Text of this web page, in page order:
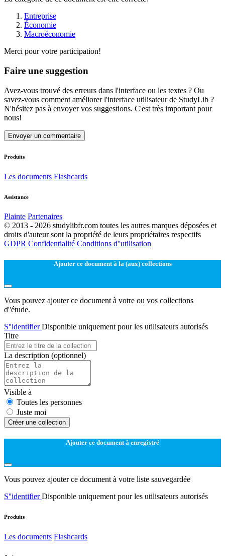
Entreprise
Économie
Macroéconomie
Merci pour votre participation!
Faire une suggestion
Avez-vous trouvé des erreurs dans l'interface ou les textes ? Ou
savez-vous comment améliorer l'interface utilisateur de StudyLib ?
N'hésitez pas à envoyer vos suggestions. C'est très important pour
nous!
Envoyer un commentaire
Produits
Les documents Flashcards
Assistance
Plainte Partenaires
© 2013 - 2026 studylibfr.com toutes les autres marques déposées et
droits d'auteur sont la propriété de leurs propriétaires respectifs
GDPR Confidentialité Conditions d''utilisation
Ajouter ce document à la (aux) collections
Vous pouvez ajouter ce document à votre ou vos collections
d''étude.
S''identifierDisponible uniquement pour les utilisateurs autorisés
Titre
La description (optionnel)
Visible à
Toutes les personnes
Juste moi
Créer une collection
Ajouter ce document à enregistré
Vous pouvez ajouter ce document à votre liste sauvegardée
S''identifierDisponible uniquement pour les utilisateurs autorisés
Produits
Les documents Flashcards